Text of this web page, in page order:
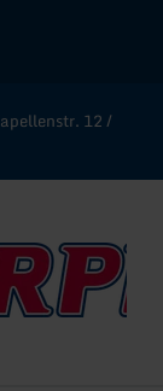
12 /
- i-Marke
Nürburgring